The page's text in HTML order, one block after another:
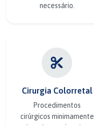
necessário.
Cirurgia Colorretal
Procedimentos
cirúrgicos minimamente